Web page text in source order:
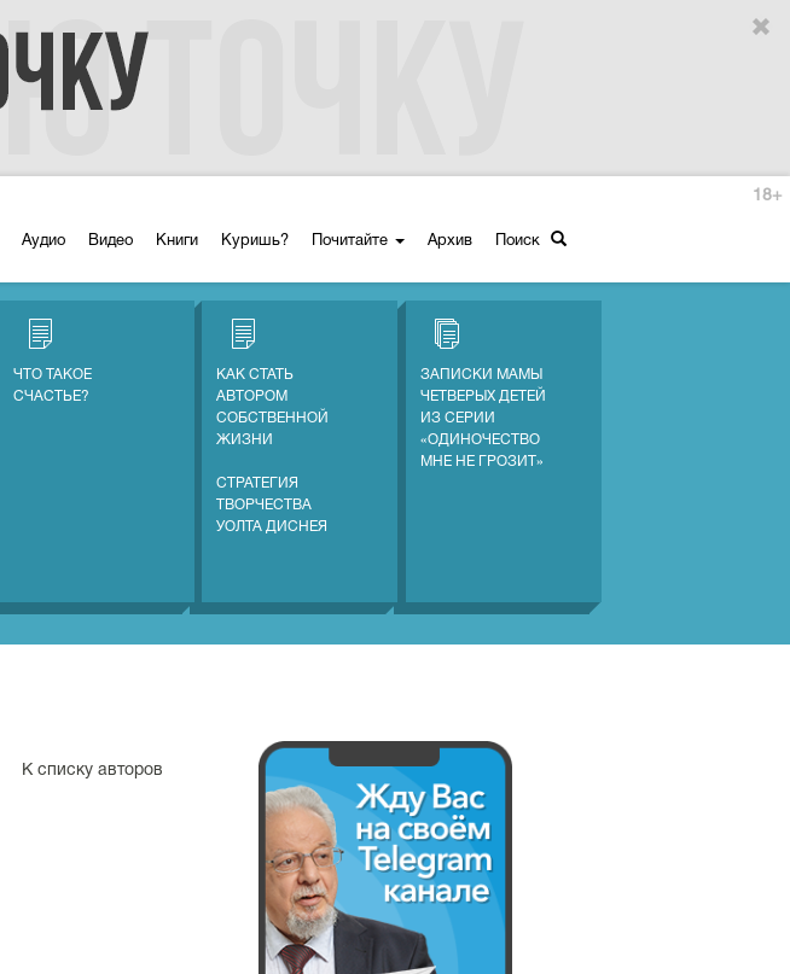
Аудио Видео Книги Куришь? Почитайте Архив Поиск
18+
ЧТО ТАКОЕ
СЧАСТЬЕ?
КАК СТАТЬ
АВТОРОМ
СОБСТВЕННОЙ
ЖИЗНИ
СТРАТЕГИЯ
ТВОРЧЕСТВА
УОЛТА ДИСНЕЯ
ЗАПИСКИ МАМЫ
ЧЕТВЕРЫХ ДЕТЕЙ
ИЗ СЕРИИ
«ОДИНОЧЕСТВО
МНЕ НЕ ГРОЗИТ»
К списку авторов